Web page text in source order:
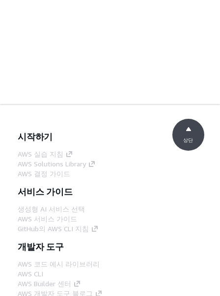
시작하기
AWS 실습 지침
AWS Solutions Library
AWS 결정 가이드
서비스 가이드
생성형 AI 서비스 선택
AWS 서비스 가이드
GitHub의 AWS CLI 지침
개발자 도구
AWS 코드 예시 라이브러리
AWS CLI
AWS Builder 센터
AWS 개발자 도구 블로그
상단